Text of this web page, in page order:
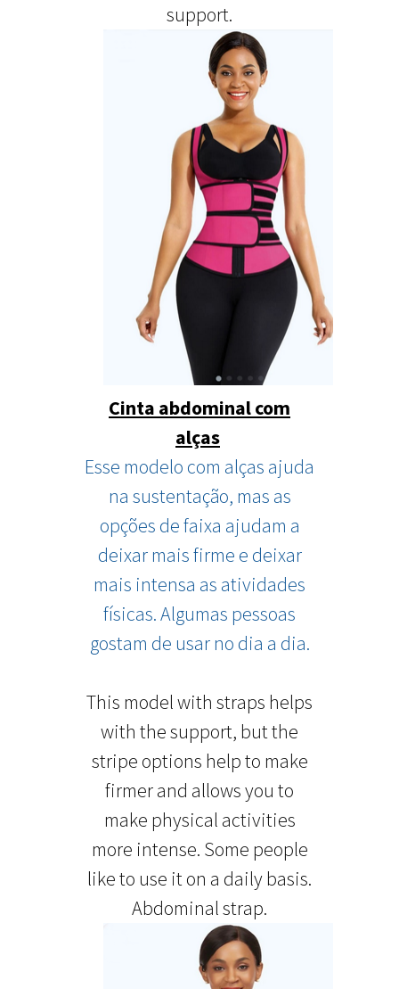
support.
Cinta abdominal com
alças
Esse modelo com alças ajuda
na sustentação, mas as
opções de faixa ajudam a
deixar mais firme e deixar
mais intensa as atividades
físicas. Algumas pessoas
gostam de usar no dia a dia.
This model with straps helps
with the support, but the
stripe options help to make
firmer and allows you to
make physical activities
more intense. Some people
like to use it on a daily basis.
Abdominal strap.